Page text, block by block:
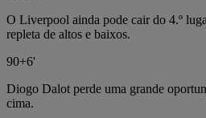
O Liverpool ainda pode cair do 4.º
repleta de altos e baixos.
90+6'
Diogo Dalot perde uma grande
cima.